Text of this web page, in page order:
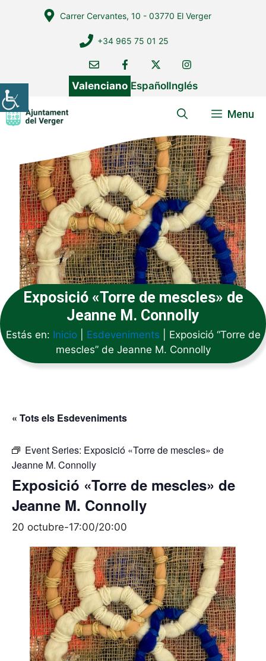
Carrer Cervantes, 10 - 03770 El Verger
+34 965 75 01 25
Valenciano EspañolInglés
Menu
Exposició «Torre de mescles» de
Jeanne M. Connolly
Estás en: Inicio| Esdeveniments
Exposició “Torre de
mescles” de Jeanne M. Connolly
« Tots els Esdeveniments
Event Series: Exposició «Torre de mescles» de
Jeanne M. Connolly
Exposició «Torre de mescles» de
Jeanne M. Connolly
20 octubre-17:00/20:00